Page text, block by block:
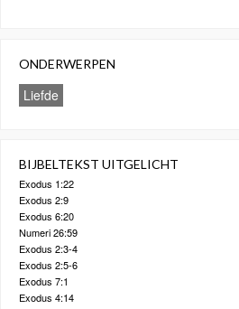
ONDERWERPEN
Liefde
BIJBELTEKST UITGELICHT
Exodus 1:22
Exodus 2:9
Exodus 6:20
Numeri 26:59
Exodus 2:3-4
Exodus 2:5-6
Exodus 7:1
Exodus 4:14